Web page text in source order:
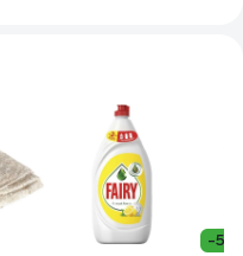
-5%